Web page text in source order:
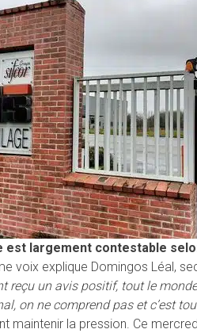
est largement contestable
voix explique Domingos Léal,
reçu un avis positif, tout le
on ne comprend pas et c’est
maintenir la pression. Ce